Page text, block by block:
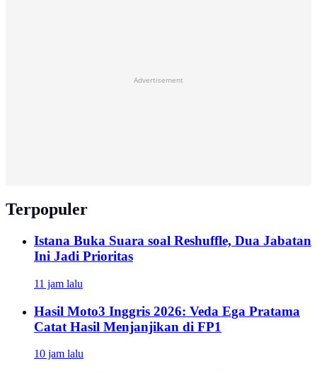
Advertisement
Terpopuler
Istana Buka Suara soal Reshuffle, Dua Jabatan
Ini Jadi Prioritas
11 jam lalu
Hasil Moto3 Inggris 2026: Veda Ega Pratama
Catat Hasil Menjanjikan di FP1
10 jam lalu